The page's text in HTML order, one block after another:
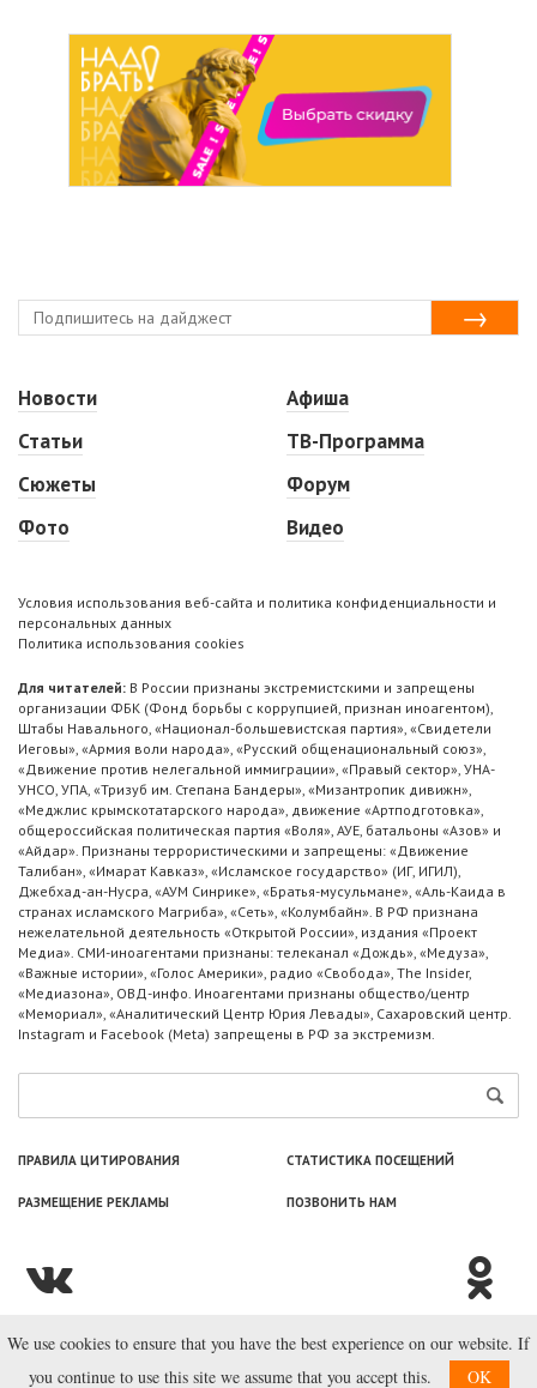
Новости
Статьи
Сюжеты
Фото
Афиша
ТВ-Программа
Форум
Видео
Условия использования веб-сайта и политика конфиденциальности и
персональных данных
Политика использования cookies
Для читателей: В России признаны экстремистскими и запрещены
организации ФБК (Фонд борьбы с коррупцией, признан иноагентом),
Штабы Навального, «Национал-большевистская партия», «Свидетели
Иеговы», «Армия воли народа», «Русский общенациональный союз»,
«Движение против нелегальной иммиграции», «Правый сектор», УНА-
УНСО, УПА, «Тризуб им. Степана Бандеры», «Мизантропик дивижн»,
«Меджлис крымскотатарского народа», движение «Артподготовка»,
общероссийская политическая партия «Воля», АУЕ, батальоны «Азов» и
«Айдар». Признаны террористическими и запрещены: «Движение
Талибан», «Имарат Кавказ», «Исламское государство» (ИГ, ИГИЛ),
Джебхад-ан-Нусра, «АУМ Синрике», «Братья-мусульмане», «Аль-Каида в
странах исламского Магриба», «Сеть», «Колумбайн». В РФ признана
нежелательной деятельность «Открытой России», издания «Проект
Медиа». СМИ-иноагентами признаны: телеканал «Дождь», «Медуза»,
«Важные истории», «Голос Америки», радио «Свобода», The Insider,
«Медиазона», ОВД-инфо. Иноагентами признаны общество/центр
«Мемориал», «Аналитический Центр Юрия Левады», Сахаровский центр.
Instagram и Facebook (Metа) запрещены в РФ за экстремизм.
ПРАВИЛА ЦИТИРОВАНИЯ СТАТИСТИКА ПОСЕЩЕНИЙ
РАЗМЕЩЕНИЕ РЕКЛАМЫ ПОЗВОНИТЬ НАМ
© ООО «Лаборатория Новоcтей», 2003—2026.
We use cookies to ensure that you have the best experience on our website. If
you continue to use this site we assume that you accept this.
OK